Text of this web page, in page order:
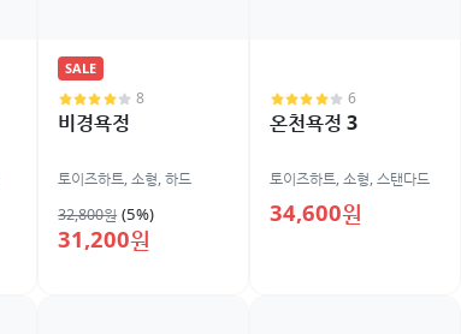
SALE
8
비경욕정
토이즈하트,소형,하드
32,800원 (5%)
31,200원
6
온천욕정 3
토이즈하트,소형,스탠다드
34,600원